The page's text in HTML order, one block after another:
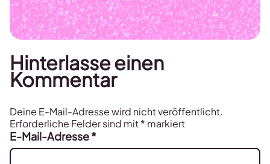
Hinterlasse einen
Kommentar
Deine E-Mail-Adresse wird nicht veröffentlicht.
Erforderliche Felder sind mit* markiert
E-Mail-Adresse*